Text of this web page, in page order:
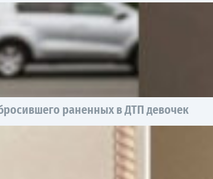
раненных в ДТП девочек